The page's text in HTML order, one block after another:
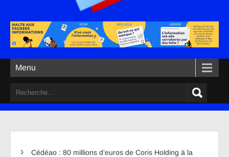
Menu
Cédéao : 80 millions d’euros de Coris Holding à la